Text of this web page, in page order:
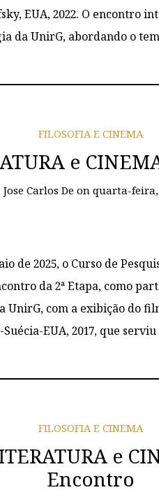
EUA, 2022. O encontro
da UnirG, abordando o
FILOSOFIA E CINEMA
e
Carlos De onquarta-feira,
de 2025, o Curso de
da 2ª Etapa, como
UnirG, com a exibição do
EUA, 2017, que
FILOSOFIA E CINEMA
e
Encontro